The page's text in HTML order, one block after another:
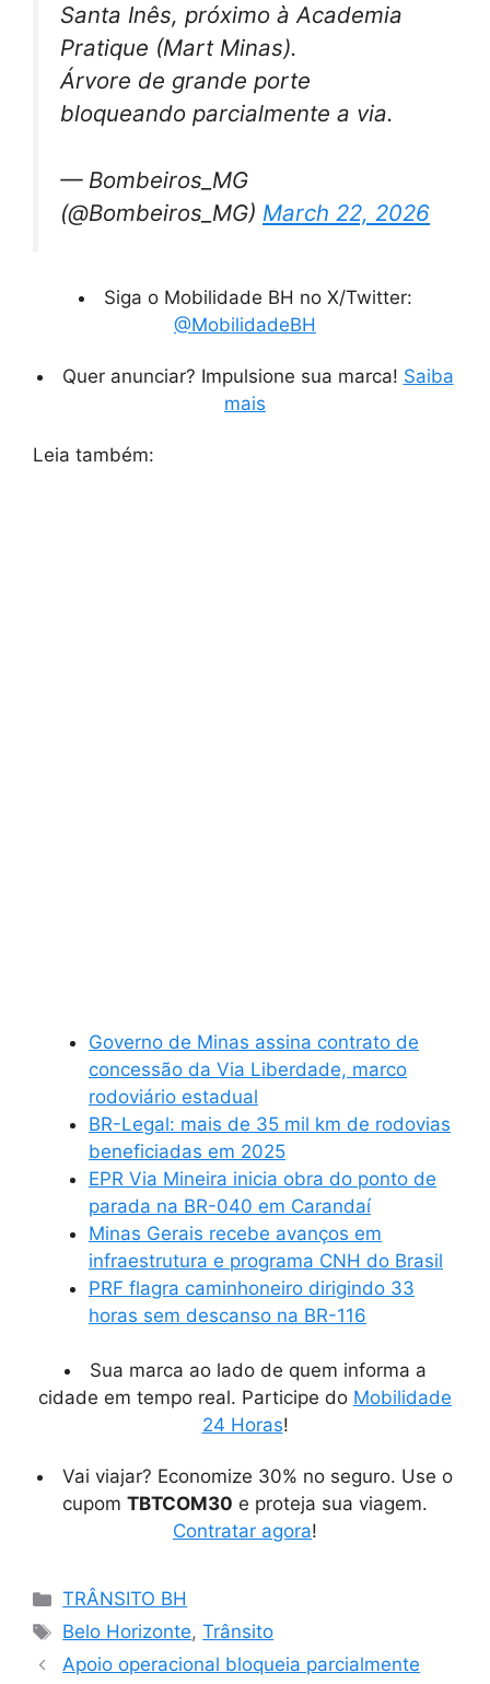
Santa Inês, próximo à Academia
Pratique (Mart Minas).
Árvore de grande porte
bloqueando parcialmente a via.
— Bombeiros_MG
(@Bombeiros_MG) March 22, 2026
Siga o Mobilidade BH no X/Twitter:
@MobilidadeBH
Quer anunciar? Impulsione sua marca! Saiba
mais
Leia também:
Governo de Minas assina contrato de
concessão da Via Liberdade, marco
rodoviário estadual
BR-Legal: mais de 35 mil km de rodovias
beneficiadas em 2025
EPR Via Mineira inicia obra do ponto de
parada na BR-040 em Carandaí
Minas Gerais recebe avanços em
infraestrutura e programa CNH do Brasil
PRF flagra caminhoneiro dirigindo 33
horas sem descanso na BR-116
Sua marca ao lado de quem informa a
cidade em tempo real. Participe do Mobilidade
24 Horas!
Vai viajar? Economize 30% no seguro. Use o
cupom TBTCOM30 e proteja sua viagem.
Contratar agora!
Categorias
TRÂNSITO BH
Tags
Belo Horizonte,Trânsito
Apoio operacional bloqueia parcialmente